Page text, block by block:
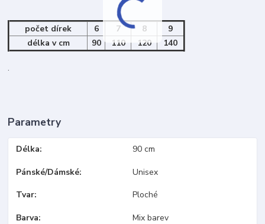
počet dírek 6 7 8
9
délka v cm
90 110 120 140
.
Parametry
Délka 90 cm
Pánské/Dámské Unisex
Tvar Ploché
Barva Mix barev